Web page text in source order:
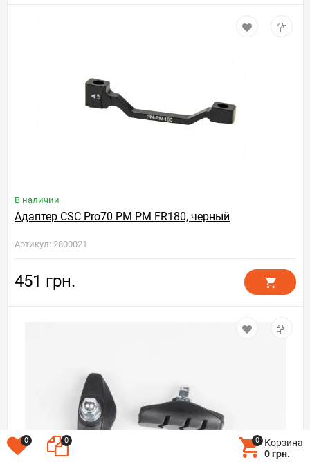
В наличии
Адаптер CSC Pro70 PM PM FR180, черный
Артикул: 2800021
451 грн.
0 0 0
Корзина
0 грн.